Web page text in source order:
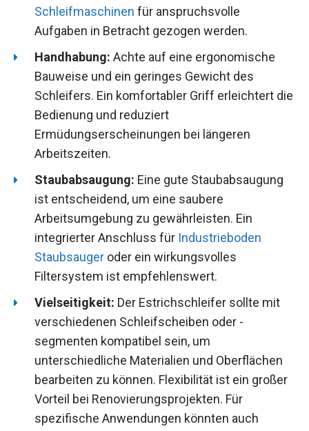
Schleifmaschinen für anspruchsvolle
Aufgaben in Betracht gezogen werden.
Handhabung: Achte auf eine ergonomische
Bauweise und ein geringes Gewicht des
Schleifers. Ein komfortabler Griff erleichtert die
Bedienung und reduziert
Ermüdungserscheinungen bei längeren
Arbeitszeiten.
Staubabsaugung: Eine gute Staubabsaugung
ist entscheidend, um eine saubere
Arbeitsumgebung zu gewährleisten. Ein
integrierter Anschluss für Industrieboden
Staubsauger oder ein wirkungsvolles
Filtersystem ist empfehlenswert.
Vielseitigkeit: Der Estrichschleifer sollte mit
verschiedenen Schleifscheiben oder -
segmenten kompatibel sein, um
unterschiedliche Materialien und Oberflächen
bearbeiten zu können. Flexibilität ist ein großer
Vorteil bei Renovierungsprojekten. Für
spezifische Anwendungen könnten auch